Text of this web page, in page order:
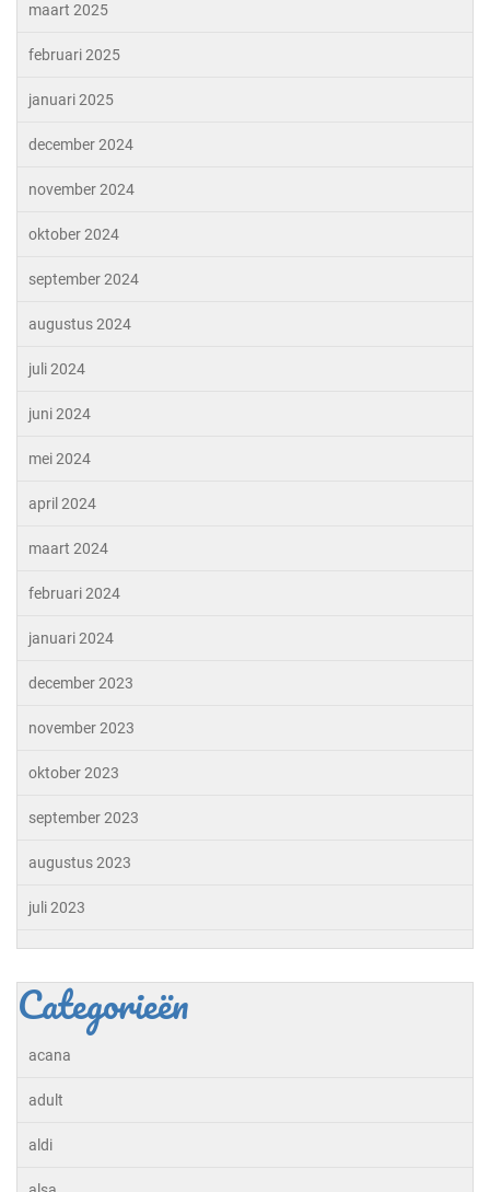
maart 2025
februari 2025
januari 2025
december 2024
november 2024
oktober 2024
september 2024
augustus 2024
juli 2024
juni 2024
mei 2024
april 2024
maart 2024
februari 2024
januari 2024
december 2023
november 2023
oktober 2023
september 2023
augustus 2023
juli 2023
Categorieën
acana
adult
aldi